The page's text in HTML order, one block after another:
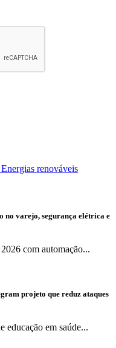
Energias renováveis
no varejo, segurança elétrica e
com automação...
projeto que reduz ataques
educação em saúde...